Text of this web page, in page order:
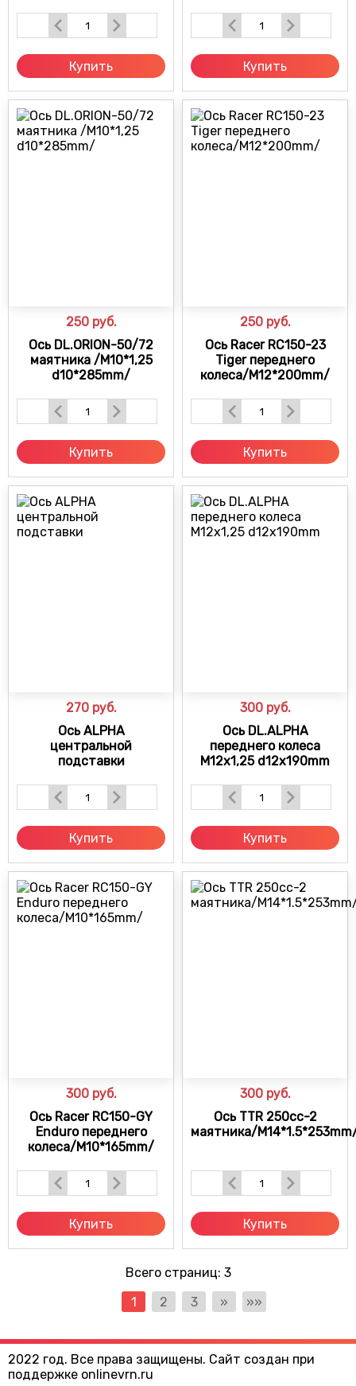
Купить Купить
250 руб.
Ось DL.ORION-50/72
маятника /М10*1,25
d10*285mm/
Купить
250 руб.
Ось Racer RC150-23
Tiger переднего
колеса/М12*200mm/
Купить
270 руб.
Ось ALPHA
центральной
подставки
Купить
300 руб.
Ось DL.ALPHA
переднего колеса
M12x1,25 d12x190mm
Купить
300 руб.
Ось Racer RC150-GY
Enduro переднего
колеса/M10*165mm/
Купить
300 руб.
Ось TTR 250cc-2
маятника/
Купить
Всего страниц: 3
1
2 3 » »»
2022 год. Все права защищены. Сайт создан при
поддержке onlinevrn.ru